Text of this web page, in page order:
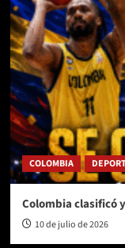
COLOMBIA
Colombia clasificó
10 de julio de 2026